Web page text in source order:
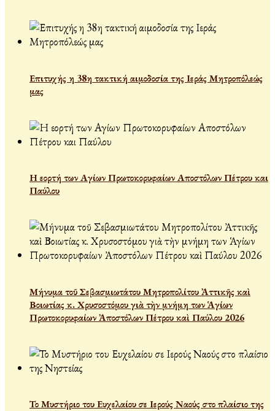
Επιτυχής η 38η τακτική αιμοδοσία της Ιεράς Μητροπόλεώς
μας
Η εορτή των Αγίων Πρωτοκορυφαίων Αποστόλων Πέτρου και
Παύλου
Μήνυμα τοῦ Σεβασμιωτάτου Μητροπολίτου Ἀττικῆς καὶ
Βοιωτίας κ. Χρυσοστόμου γιὰ τὴν μνήμη των Ἁγίων
Πρωτοκορυφαίων Ἀποστόλων Πέτρου καὶ Παύλου 2026
Το Μυστήριο του Ευχελαίου σε Ιερούς Ναούς στο πλαίσιο της